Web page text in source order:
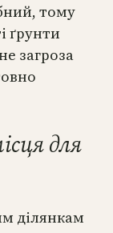
тому
ґрунти
загроза
для
ділянкам